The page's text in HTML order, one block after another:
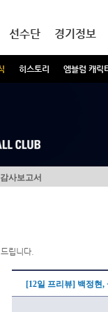
히스토리 엠블럼 캐릭
선수단 경기정보
사보고서
립니다.
[12일 프리뷰] 백정현